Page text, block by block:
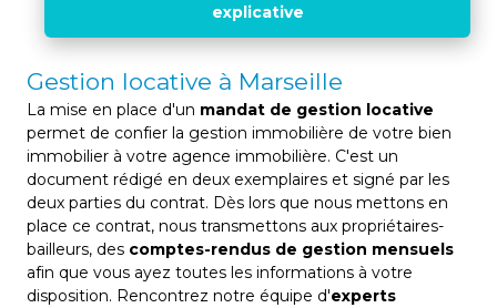
explicative
Gestion locative à Marseille
La mise en place d'un mandat de gestion locative
permet de confier la gestion immobilière de votre bien
immobilier à votre agence immobilière. C'est un
document rédigé en deux exemplaires et signé par les
deux parties du contrat. Dès lors que nous mettons en
place ce contrat, nous transmettons aux propriétaires-
bailleurs, des comptes-rendus de gestion mensuels
afin que vous ayez toutes les informations à votre
disposition. Rencontrez notre équipe d'experts